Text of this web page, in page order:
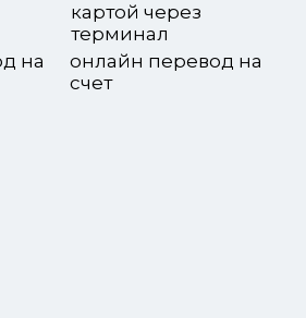
картой через
терминал
онлайн перевод на
счет